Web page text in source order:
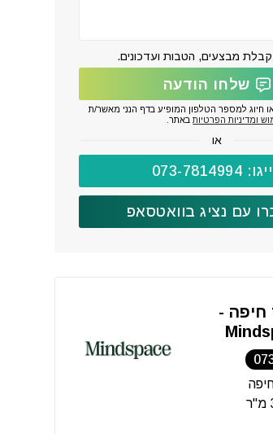
מבצעים, הטבות ועדכונים.
שלחו הודעה
חיוג למספר הטלפון המופיע בדף הנני מאשר/ת
ומדיניות הפרטיותבאתר.
או
073-7814994
עם נציג בוואטסאפ
חיפה -